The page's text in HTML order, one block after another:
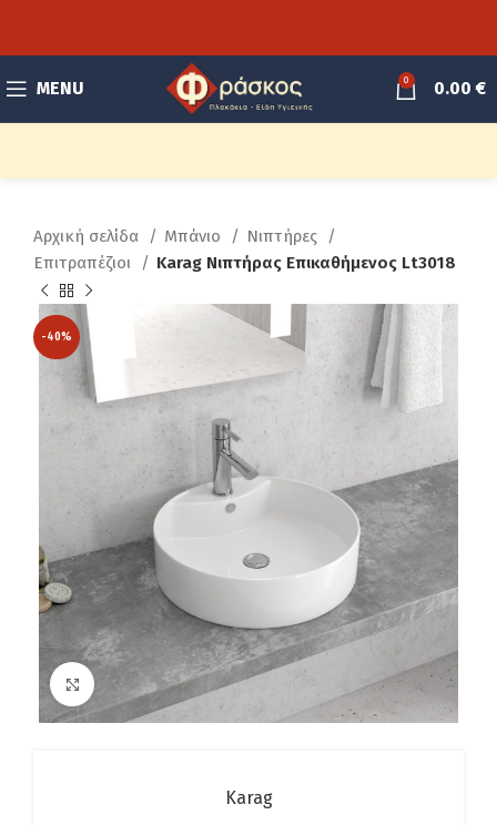
MENU 0 0.00€
Αρχική σελίδα Μπάνιο
Νιπτήρες
Επιτραπέζιοι
Karag Νιπτήρας Επικαθήμενος Lt3018
-40%
Click to enlarge
Karag